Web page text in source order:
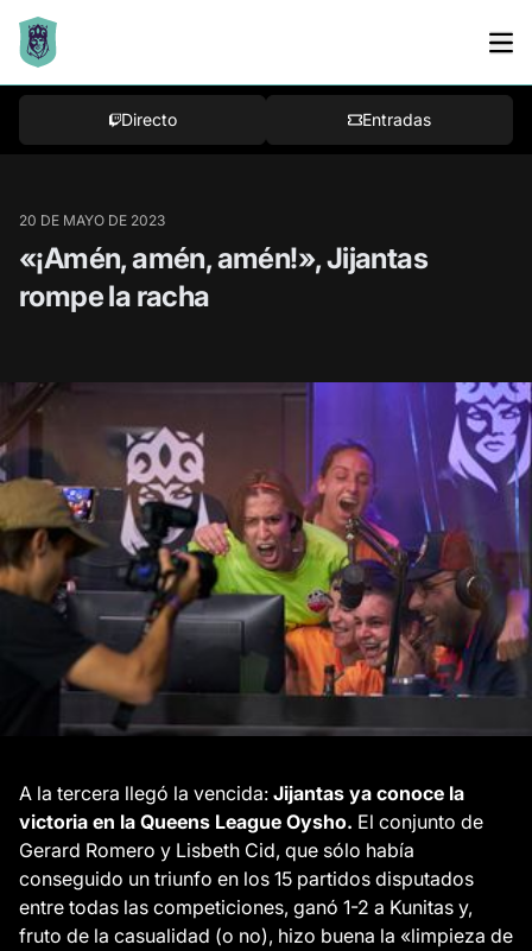
Directo Entradas
20 DE MAYO DE 2023
«¡Amén, amén, amén!», Jijantas
rompe la racha
A la tercera llegó la vencida: Jijantas ya conoce la
victoria en la Queens League Oysho. El conjunto de
Gerard Romero y Lisbeth Cid, que sólo había
conseguido un triunfo en los 15 partidos disputados
entre todas las competiciones, ganó 1-2 a Kunitas y,
fruto de la casualidad (o no), hizo buena la «limpieza de